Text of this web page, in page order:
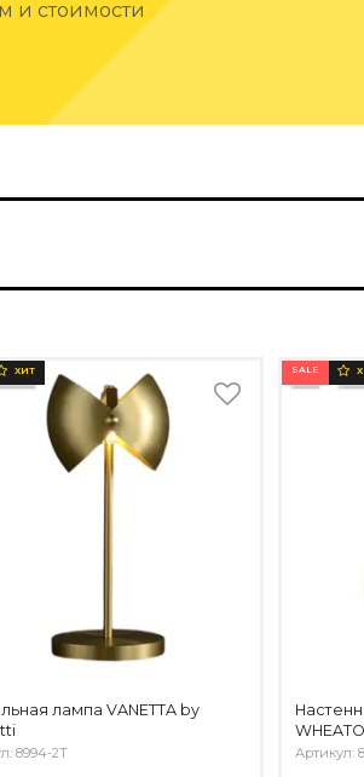
и стоимости
ХИТ
лампа VANETTA by
8994-2T
SALE
Артикул: